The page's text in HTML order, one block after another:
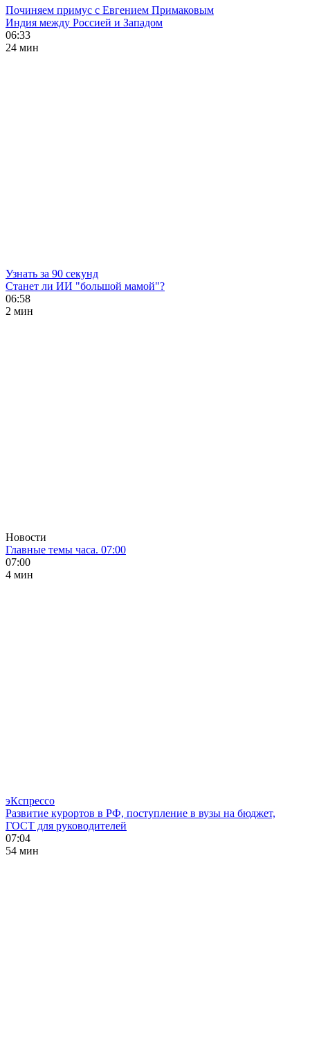
Починяем примус с Евгением Примаковым
Индия между Россией и Западом
06:33
24 мин
Узнать за 90 секунд
Станет ли ИИ "большой мамой"?
06:58
2 мин
Новости
Главные темы часа. 07:00
07:00
4 мин
эКспрессо
Развитие курортов в РФ, поступление в вузы на бюджет,
ГОСТ для руководителей
07:04
54 мин